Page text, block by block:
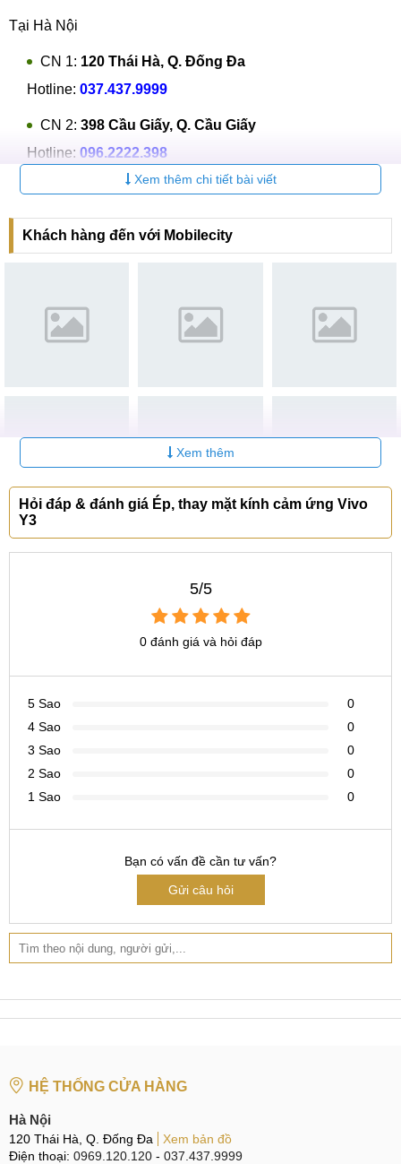
Tại Hà Nội
CN 1: 120 Thái Hà, Q. Đống Đa
Hotline: 037.437.9999
CN 2: 398 Cầu Giấy, Q. Cầu Giấy
Hotline: 096.2222.398
42 Phố Vọng, Hai Bà Trưng
Hotline:0338.424242
Tại TP Hồ Chí Minh
Hotline:
97 Hàm Nghi, Q.Thanh Khê
Tìm kiếm liên quan khác
thay mặt kính Vivo Y3 giá bao nhiêu
thay mặt kiếng điện thoại Vivo Y3 chính hãng
Xem thêm chi tiết bài viết
Khách hàng đến với Mobilecity
Xem thêm
Hỏi đáp & đánh giá Ép, thay mặt kính cảm ứng Vivo
Y3
5/5
0 đánh giá và hỏi đáp
5 Sao
0
4 Sao
0
3 Sao
0
2 Sao
0
1 Sao
0
Bạn có vấn đề cần tư vấn?
Gửi câu hỏi
HỆ THỐNG CỬA HÀNG
Hà Nội
120 Thái Hà, Q. Đống Đa
Xem bản đồ
Điện thoại: 0969.120.120 - 037.437.9999